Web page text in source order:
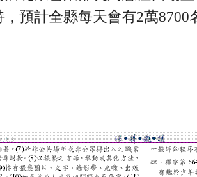
，預計全縣每天會有2萬8700